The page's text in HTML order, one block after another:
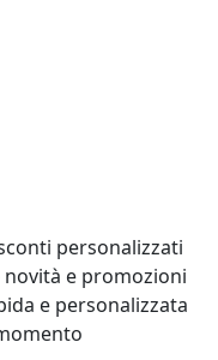
personalizzati
e promozioni
e personalizzata